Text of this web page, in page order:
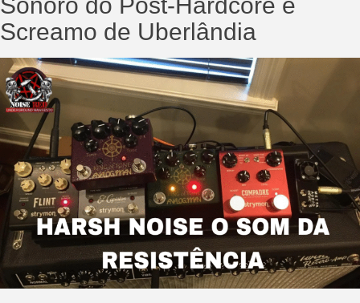
Sonoro do Post-Hardcore e
Screamo de Uberlândia